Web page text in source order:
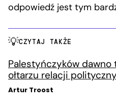
odpowiedź jest tym
CZYTAJ TAKŻE
Palestyńczyków dawno
ołtarzu relacji
Artur Troost